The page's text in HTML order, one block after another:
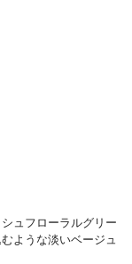
ュフローラルグリー
ような淡いベージュ